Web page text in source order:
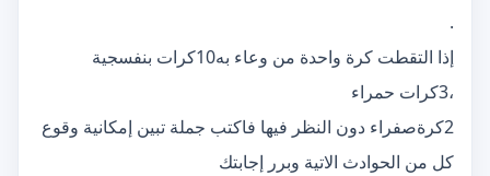
.
إذا التقطت كرة واحدة من وعاء به10كرات بنفسجية
،3كرات حمراء
2كرةصفراء دون النظر فيها فاكتب جملة تبين إمكانية وقوع
كل من الحوادث الاتية وبرر إجابتك